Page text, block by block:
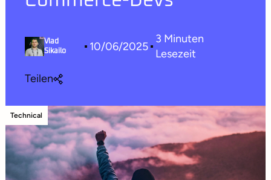
Vlad
Sikailo
10/06/2025
3 Minuten
Lesezeit
Teilen
Technical